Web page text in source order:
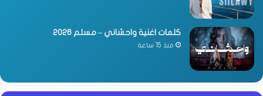
كلمات اغنية واحشاني – مسلم 2026
منذ 15 ساعة